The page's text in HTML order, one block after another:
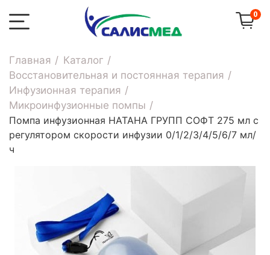
0
Главная
Каталог
Восстановительная и постоянная терапия
Инфузионная терапия
Микроинфузионные помпы
Помпа инфузионная НАТАНА ГРУПП СОФТ 275 мл с
регулятором скорости инфузии 0/1/2/3/4/5/6/7 мл/
ч